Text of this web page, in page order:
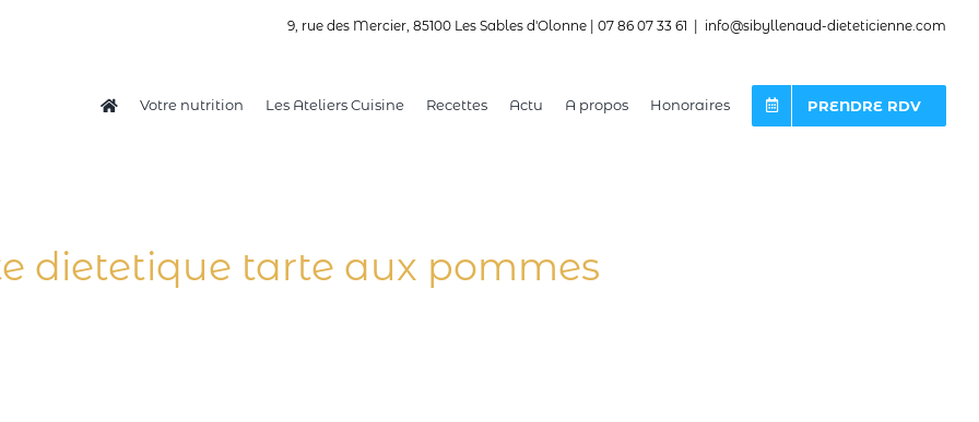
9, rue des Mercier, 85100 Les Sables d'Olonne | 07 86 07 33 61 info@sibyllenaud-dieteticienne.com
Votre nutrition Les Ateliers Cuisine Recettes Actu A propos Honoraires PRENDRE RDV
dietetique tarte aux pommes